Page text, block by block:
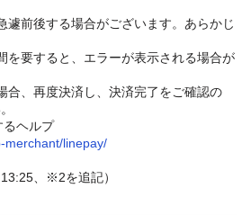
前後する場合がございます。あらかじ
を要すると、エラーが表示される場合が
再度決済し、決済完了をご確認の
るヘルプ
merchant/linepay/
、※2を追記）